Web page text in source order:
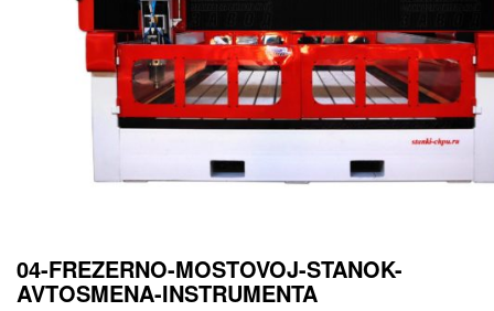
04-FREZERNO-MOSTOVOJ-STANOK-
AVTOSMENA-INSTRUMENTA